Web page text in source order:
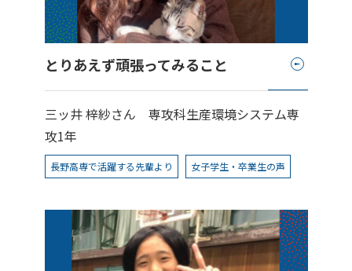
とりあえず頑張ってみること
三ッ井 梓紗さん 専攻科生産環境システム専
攻1年
長野高専で活躍する先輩より 女子学生・卒業生の声